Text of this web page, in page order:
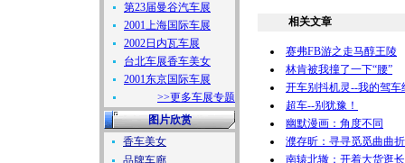
第23届曼谷汽车展
2001上海国际车展
2002日内瓦车展
台北车展香车美女
2001东京国际车展
>>更多车展专题
图片欣赏
香车美女
品牌车廊
相关文章
赛弗FB游之走马醇王陵
林肯被我撞了一下“腰”
开车别抖机灵--我的驾车
超车--别犹豫！
幽默漫画：角度不同
濮存昕：寻寻觅觅曲曲
南辕北辙：开着大货逛